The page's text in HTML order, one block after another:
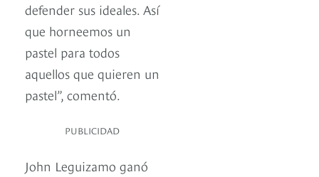
defender sus ideales. Así
que horneemos un
pastel para todos
aquellos que quieren un
pastel”, comentó.
PUBLICIDAD
John Leguizamo ganó